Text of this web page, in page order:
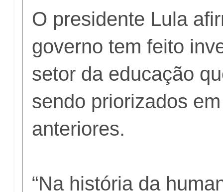
O presidente Lula
governo tem feito
setor da educação
sendo priorizados
anteriores.
“Na história da